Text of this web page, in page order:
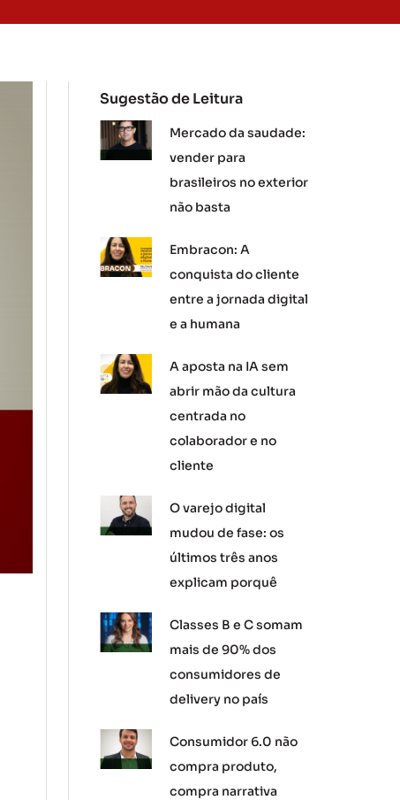
Sugestão de Leitura
Mercado da saudade:
vender para
brasileiros no exterior
não basta
Embracon: A
conquista do cliente
entre a jornada digital
e a humana
A aposta na IA sem
abrir mão da cultura
centrada no
colaborador e no
cliente
O varejo digital
mudou de fase: os
últimos três anos
explicam porquê
Classes B e C somam
mais de 90% dos
consumidores de
delivery no país
Consumidor 6.0 não
compra produto,
compra narrativa